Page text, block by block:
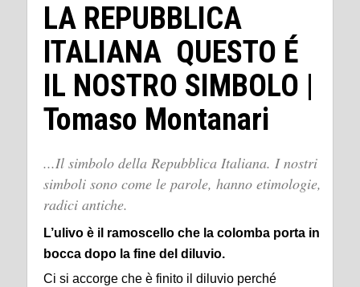
LA REPUBBLICA
ITALIANA QUESTO É
IL NOSTRO SIMBOLO |
Tomaso Montanari
...Il simbolo della Repubblica Italiana. I nostri
simboli sono come le parole, hanno etimologie,
radici antiche.
L’ulivo è il ramoscello che la colomba porta in
bocca dopo la fine del diluvio.
Ci si accorge che è finito il diluvio perché